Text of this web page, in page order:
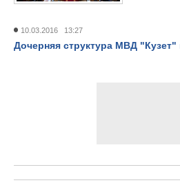
10.03.2016 13:27
Дочерняя структура МВД